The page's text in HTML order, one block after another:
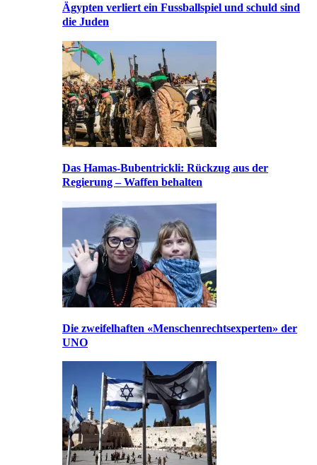
Ägypten verliert ein Fussballspiel und schuld sind
die Juden
Das Hamas-Bubentrickli: Rückzug aus der
Regierung – Waffen behalten
Die zweifelhaften «Menschenrechtsexperten» der
UNO